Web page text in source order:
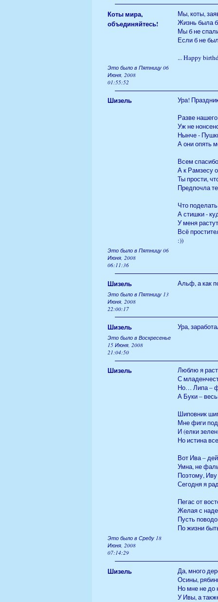
Коты мира,
объединяйтесь!
Мы, коты,
Жизнь была
Мы б не
Если б не
... Happy
Это было в Пятницу 06
Июня, 2008
01:55:52
Шизель
Ура!
Разве
Уж не
Нынче -
А они опять
Всем
А к Рамзесу
Ты прости,
Предпочла
Что
А стишки -
У меня
Всё
:))
Это было в Пятницу 06
Июня, 2008
06:11:36
Шизель Альф, а как
Это было в Пятницу 13
Июня, 2008
22:00:17
Шизель Ура,
Это было в Воскресенье
15 Июня, 2008
21:04:50
Шизель
Люблю я
С
Но… Липа –
А Буки –
Шиповник
Мне фиги
И (елки
Но истина
Вот Ива –
Умна, не
Поэтому,
Сегодня я
Пегас от
Желая с
Пусть
По жизни
Это было в Среду 18
Июня, 2008
07:14:29
Шизель
Да, много
Осины,
Но мне не до
У Ивы, а